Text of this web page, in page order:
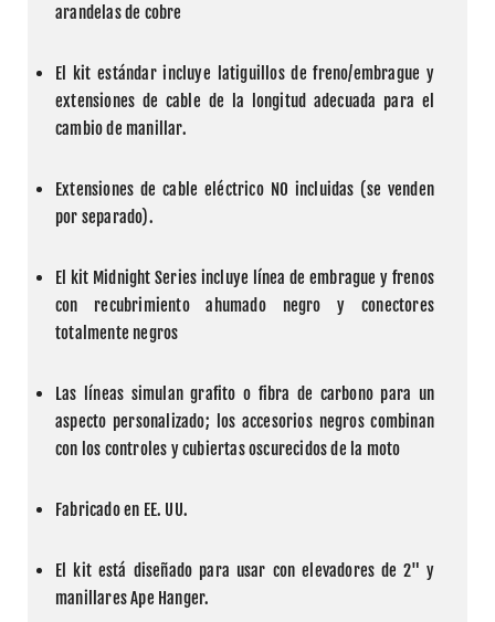
arandelas de cobre
El kit estándar incluye latiguillos de freno/embrague y
extensiones de cable de la longitud adecuada para el
cambio de manillar.
Extensiones de cable eléctrico NO incluidas (se venden
por separado).
El kit Midnight Series incluye línea de embrague y frenos
con recubrimiento ahumado negro y conectores
totalmente negros
Las líneas simulan grafito o fibra de carbono para un
aspecto personalizado; los accesorios negros combinan
con los controles y cubiertas oscurecidos de la moto
Fabricado en EE. UU.
El kit está diseñado para usar con elevadores de 2" y
manillares Ape Hanger.